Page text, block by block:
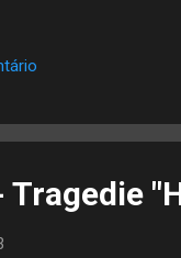
lista 's das 100
incluindo mídia
MUSICA FOI UM MEGA